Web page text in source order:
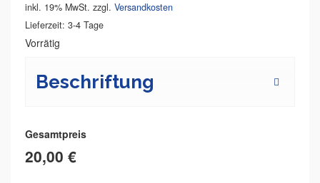
inkl. 19% MwSt. zzgl. Versandkosten
Lieferzeit: 3-4 Tage
Vorrätig
Beschriftung
Gesamtpreis
20,00 €